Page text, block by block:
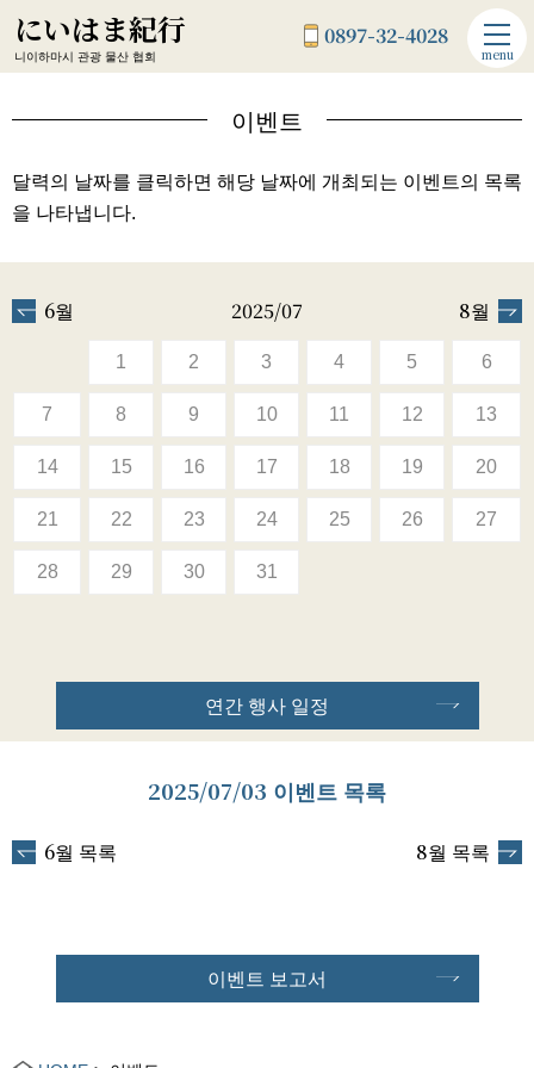
にいはま紀行
니이하마시 관광 물산 협회
0897-32-4028
menu
이벤트
달력의 날짜를 클릭하면 해당 날짜에 개최되는 이벤트의 목록
을 나타냅니다.
6월 2025/07 8월
1 2 3 4 5 6
7 8 9 10 11 12 13
14 15 16 17 18 19 20
21 22 23 24 25 26 27
28 29 30 31
연간 행사 일정
2025/07/03 이벤트 목록
6월 목록 8월 목록
이벤트 보고서